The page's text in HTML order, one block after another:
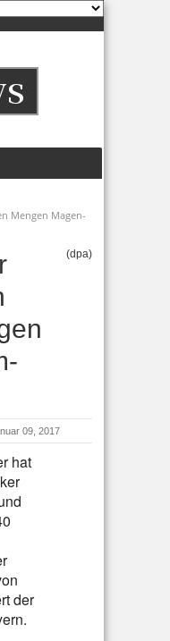
Mengen Magen-
(dpa)
09, 2017
hat
der